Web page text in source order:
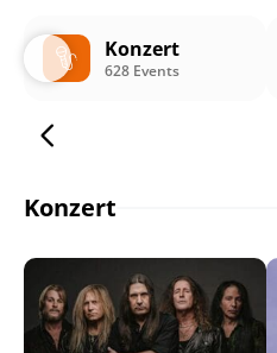
Konzert
628 Events
Konzert